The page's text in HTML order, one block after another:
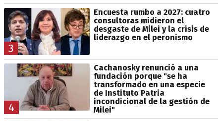
3
Encuesta rumbo a 2027: cuatro
consultoras midieron el
desgaste de Milei y la crisis de
liderazgo en el peronismo
4
Cachanosky renunció a una
fundación porque "se ha
transformado en una especie
de Instituto Patria
incondicional de la gestión de
Milei"